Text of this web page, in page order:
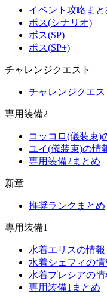
イベント攻略まと
ボス(シナリオ)
ボス(SP)
ボス(SP+)
チャレンジクエスト
チャレンジクエ
専用装備2
コッコロ(儀装束)
ユイ(儀装束)の情
専用装備2まとめ
新章
推奨ランクまとめ
専用装備1
水着エリスの情報
水着シェフィの情
水着プレシアの情
専用装備1まとめ